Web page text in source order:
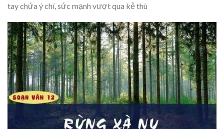
tay chứa ý chí, sức mạnh vượt qua kẻ thù